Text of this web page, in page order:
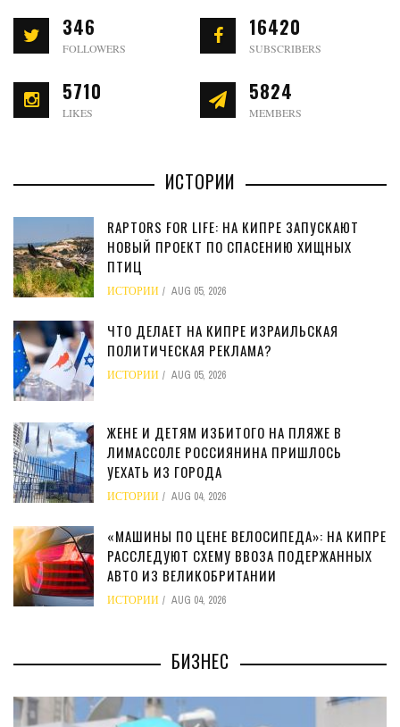
346
FOLLOWERS
16420
SUBSCRIBERS
5710
LIKES
5824
MEMBERS
ИСТОРИИ
RAPTORS FOR LIFE: НА КИПРЕ ЗАПУСКАЮТ
НОВЫЙ ПРОЕКТ ПО СПАСЕНИЮ ХИЩНЫХ
ПТИЦ
ИСТОРИИ AUG 05, 2026
ЧТО ДЕЛАЕТ НА КИПРЕ ИЗРАИЛЬСКАЯ
ПОЛИТИЧЕСКАЯ РЕКЛАМА?
ИСТОРИИ AUG 05, 2026
ЖЕНЕ И ДЕТЯМ ИЗБИТОГО НА ПЛЯЖЕ В
ЛИМАССОЛЕ РОССИЯНИНА ПРИШЛОСЬ
УЕХАТЬ ИЗ ГОРОДА
ИСТОРИИ AUG 04, 2026
«МАШИНЫ ПО ЦЕНЕ ВЕЛОСИПЕДА»: НА КИПРЕ
РАССЛЕДУЮТ СХЕМУ ВВОЗА ПОДЕРЖАННЫХ
АВТО ИЗ ВЕЛИКОБРИТАНИИ
ИСТОРИИ AUG 04, 2026
БИЗНЕС